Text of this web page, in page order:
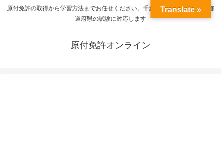
原付免許の取得から学習方法までお任せください。千葉県の受験から全国の都
道府県の試験に対応します
原付免許オンライン
Translate »